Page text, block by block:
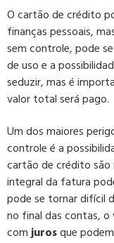
O cartão de crédito
finanças pessoais,
sem controle, pode
de uso e a
seduzir, mas é
valor total será pago.
Um dos maiores
controle é a
cartão de crédito
integral da fatura
pode se tornar difícil
no final das contas,
comjurosque